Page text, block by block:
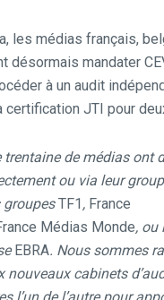
les médias français,
désormais mandater
à un audit
certification JTI pour
trentaine de médias ont
ou via leur
groupesTF1, France
Médias Monde, ou
EBRA. Nous sommes
nouveaux cabinets